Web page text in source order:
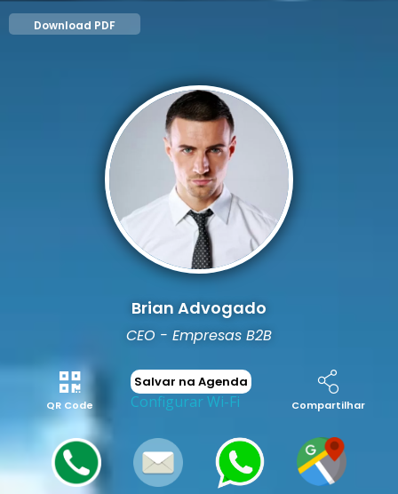
Download PDF
Brian Advogado
CEO - Empresas B2B
QR Code
Salvar na Agenda
Configurar Wi-Fi Compartilhar